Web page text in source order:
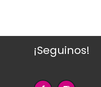
¡Seguinos!